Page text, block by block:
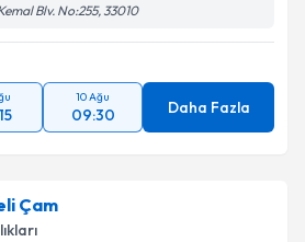
Blv. No:255, 33010
10 Ağu
09:30 Daha Fazla
Çam